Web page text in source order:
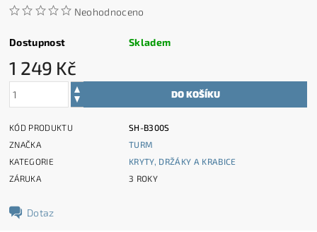
Neohodnoceno
Dostupnost Skladem
1 249 Kč
KÓD PRODUKTU
SH-B300S
ZNAČKA
TURM
KATEGORIE
KRYTY, DRŽÁKY A KRABICE
ZÁRUKA
3 ROKY
Dotaz